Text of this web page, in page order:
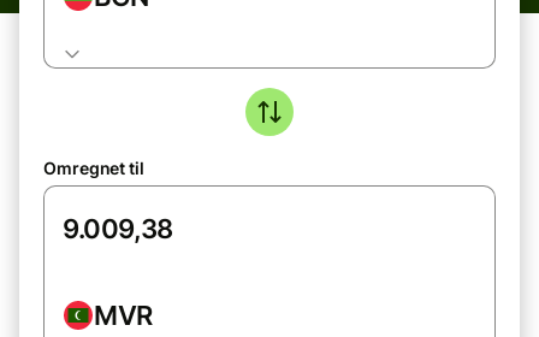
Omregnet til
MVR